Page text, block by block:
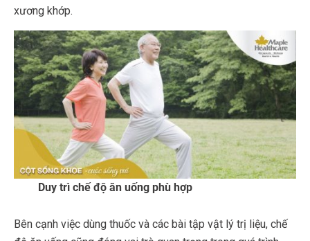
xương khớp.
Duy trì chế độ ăn uống phù hợp
Bên cạnh việc dùng thuốc và các bài tập vật lý trị liệu, chế